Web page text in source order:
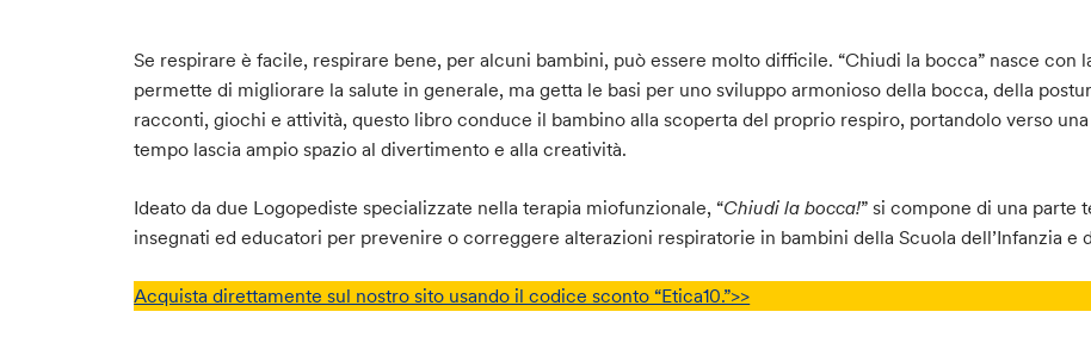
Se respirare è facile, respirare bene, per alcuni bambini, può essere molto difficile. “Chiudi la bocca” nasce
permette di migliorare la salute in generale, ma getta le basi per uno sviluppo armonioso della bocca, della
racconti, giochi e attività, questo libro conduce il bambino alla scoperta del proprio respiro, portandolo verso
tempo lascia ampio spazio al divertimento e alla creatività.
Ideato da due Logopediste specializzate nella terapia miofunzionale, “Chiudi la bocca!” si compone di una parte
insegnati ed educatori per prevenire o correggere alterazioni respiratorie in bambini della Scuola dell’Infanzia e
Acquista direttamente sul nostro sito usando il codice sconto “Etica10.”>>